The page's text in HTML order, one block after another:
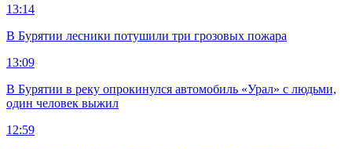
13:14
В Бурятии лесники потушили три грозовых пожара
13:09
В Бурятии в реку опрокинулся автомобиль «Урал» с людьми,
один человек выжил
12:59